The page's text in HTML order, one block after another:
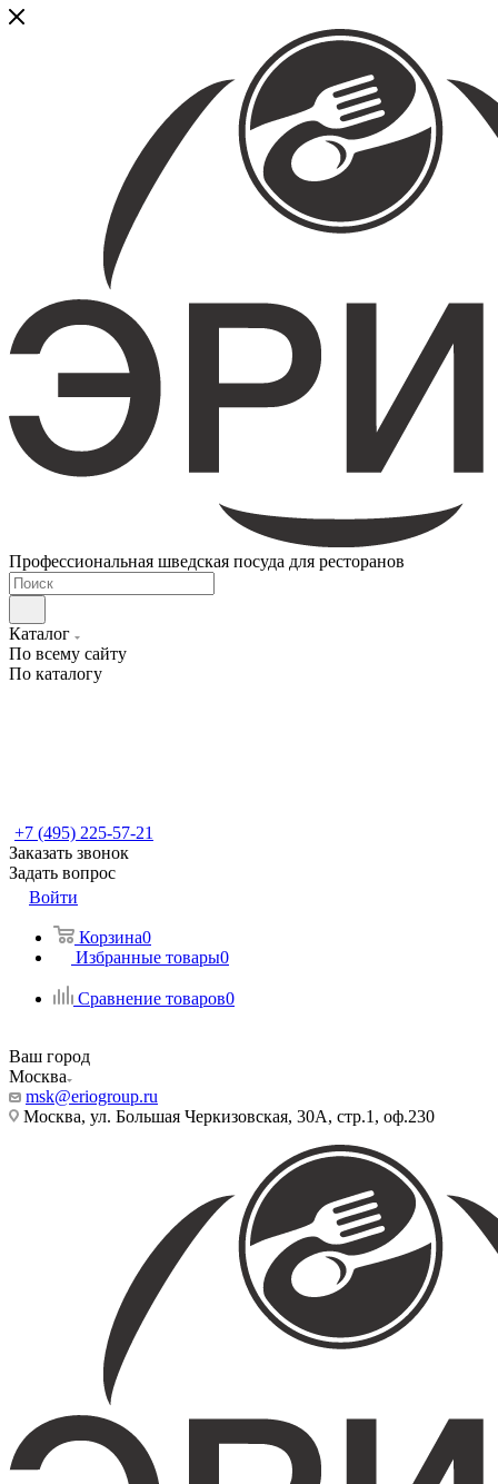
Профессиональная шведская посуда для ресторанов
Каталог
По всему сайту
По каталогу
+7 (495) 225-57-21
Заказать звонок
Задать вопрос
Войти
Корзина0
Избранные товары0
Сравнение товаров0
Ваш город
Москва
msk@eriogroup.ru
Москва, ул. Большая Черкизовская, 30А, стр.1, оф.230